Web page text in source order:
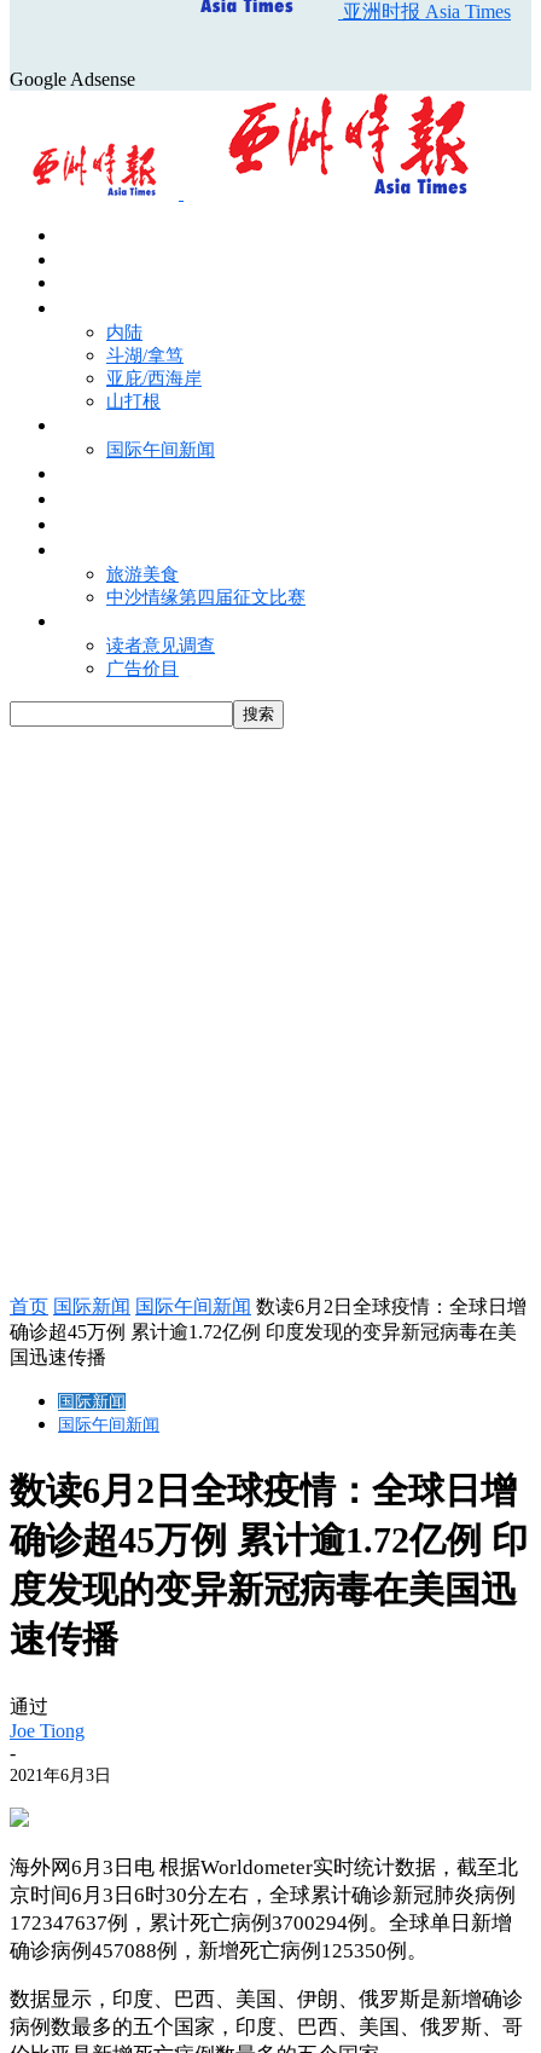
亚洲时报 Asia Times
Google Adsense
内陆
斗湖/拿笃
亚庇/西海岸
山打根
国际午间新闻
旅游美食
中沙情缘第四届征文比赛
读者意见调查
广告价目
首页 国际新闻 国际午间新闻 数读6月2日全球疫情：全球日增
确诊超45万例 累计逾1.72亿例 印度发现的变异新冠病毒在美
国迅速传播
国际新闻
国际午间新闻
数读6月2日全球疫情：全球日增
确诊超45万例 累计逾1.72亿例 印
度发现的变异新冠病毒在美国迅
速传播
通过
Joe Tiong
-
2021年6月3日
海外网6月3日电 根据Worldometer实时统计数据，截至北
京时间6月3日6时30分左右，全球累计确诊新冠肺炎病例
172347637例，累计死亡病例3700294例。全球单日新增
确诊病例457088例，新增死亡病例125350例。
数据显示，印度、巴西、美国、伊朗、俄罗斯是新增确诊
病例数最多的五个国家，印度、巴西、美国、俄罗斯、哥